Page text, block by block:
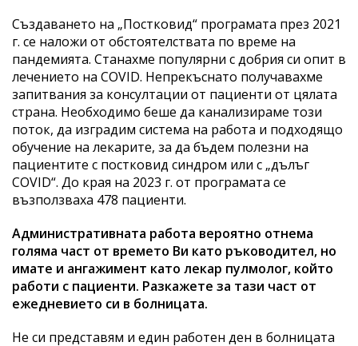
Създаването на „Постковид“ програмата през 2021
г. се наложи от обстоятелствата по време на
пандемията. Станахме популярни с добрия си опит в
лечението на COVID. Непрекъснато получавахме
запитвания за консултации от пациенти от цялата
страна. Необходимо беше да канализираме този
поток, да изградим система на работа и подходящо
обучение на лекарите, за да бъдем полезни на
пациентите с постковид синдром или с „дълъг
COVID“. До края на 2023 г. от програмата се
възползваха 478 пациенти.
Административната работа вероятно отнема
голяма част от времето Ви като ръководител, но
имате и ангажимент като лекар пулмолог, който
работи с пациенти. Разкажете за тази част от
ежедневието си в болницата.
Не си представям и един работен ден в болницата